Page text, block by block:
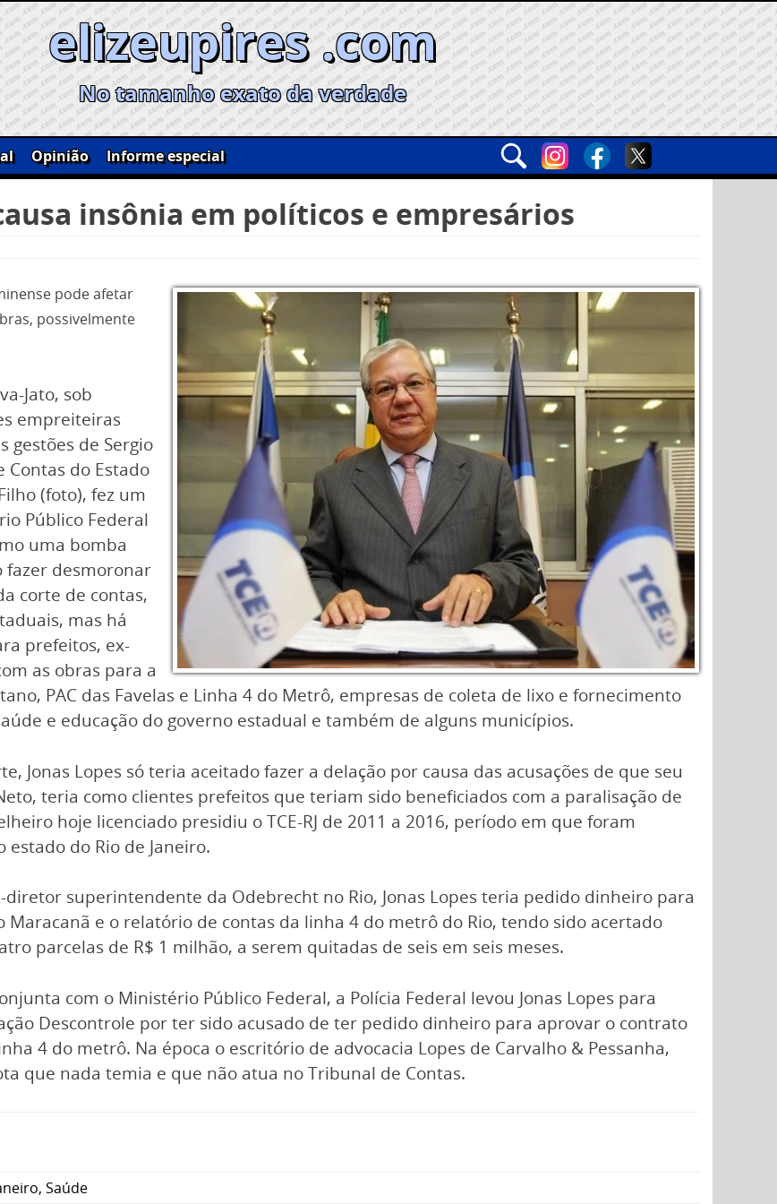
elizeupires .com
No tamanho exato da verdade
Opinião
Informe especial
insônia em políticos e empresários
pode afetar
possivelmente
Jato, sob
empreiteiras
gestões de Sergio
do Estado
(foto), fez um
Público Federal
uma bomba
fazer desmoronar
corte de contas,
mas há
prefeitos, ex-
as obras para a
PAC das Favelas e Linha 4 do Metrô, empresas de coleta de lixo e fornecimento
e educação do governo estadual e também de alguns municípios.
Jonas Lopes só teria aceitado fazer a delação por causa das acusações de que seu
teria como clientes prefeitos que teriam sido beneficiados com a paralisação de
hoje licenciado presidiu o TCE-RJ de 2011 a 2016, período em que foram
do Rio de Janeiro.
diretor superintendente da Odebrecht no Rio, Jonas Lopes teria pedido dinheiro para
e o relatório de contas da linha 4 do metrô do Rio, tendo sido acertado
parcelas de R$ 1 milhão, a serem quitadas de seis em seis meses.
com o Ministério Público Federal, a Polícia Federal levou Jonas Lopes para
Descontrole por ter sido acusado de ter pedido dinheiro para aprovar o contrato
4 do metrô. Na época o escritório de advocacia Lopes de Carvalho & Pessanha,
que nada temia e que não atua no Tribunal de Contas.
, Saúde